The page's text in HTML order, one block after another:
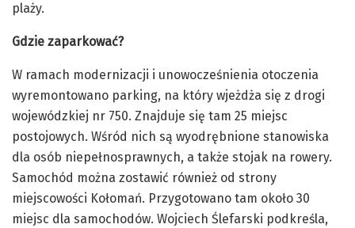
plaży.
Gdzie zaparkować?
W ramach modernizacji i unowocześnienia otoczenia
wyremontowano parking, na który wjeżdża się z drogi
wojewódzkiej nr 750. Znajduje się tam 25 miejsc
postojowych. Wśród nich są wyodrębnione stanowiska
dla osób niepełnosprawnych, a także stojak na rowery.
Samochód można zostawić również od strony
miejscowości Kołomań. Przygotowano tam około 30
miejsc dla samochodów. Wojciech Ślefarski podkreśla,